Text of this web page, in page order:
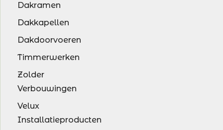
Dakramen
Dakkapellen
Dakdoorvoeren
Timmerwerken
Zolder
Verbouwingen
Velux
Installatieproducten